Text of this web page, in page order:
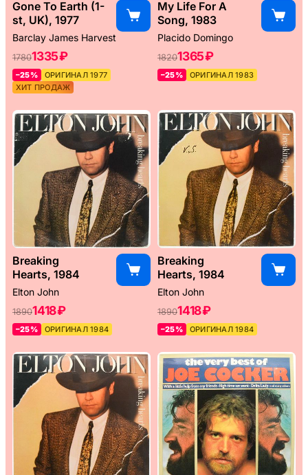
Gone To Earth (1-
st, UK), 1977
Barclay James Harvest
17801335 ₽
–25%
ОРИГИНАЛ 1977
ХИТ ПРОДАЖ
My Life For A
Song, 1983
Placido Domingo
18201365 ₽
–25% ОРИГИНАЛ 1983
Breaking
Hearts, 1984
Elton John
18901418 ₽
–25% ОРИГИНАЛ 1984
Breaking
Hearts, 1984
Elton John
18901418 ₽
–25% ОРИГИНАЛ 1984